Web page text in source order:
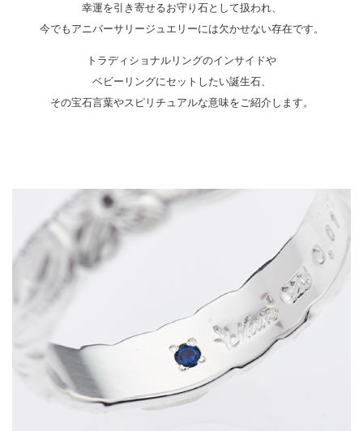
幸運を引き寄せるお守り石として扱われ、
今でもアニバーサリージュエリーには欠かせない存在です。
トラディショナルリングのインサイドや
ベビーリングにセットしたい誕生石、
その宝石言葉やスピリチュアルな意味をご紹介します。